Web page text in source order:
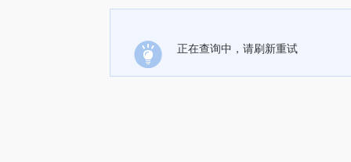
正在查询中，请刷新重试